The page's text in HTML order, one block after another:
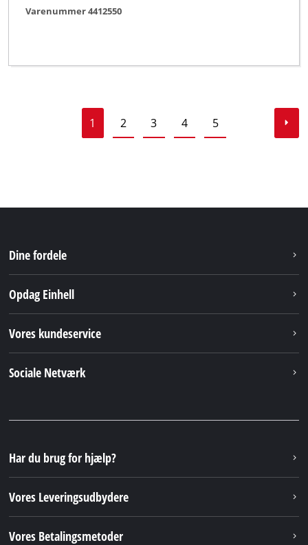
Varenummer 4412550
1 2 3 4 5
Dine fordele
Opdag Einhell
Vores kundeservice
Sociale Netværk
Har du brug for hjælp?
Vores Leveringsudbydere
Vores Betalingsmetoder